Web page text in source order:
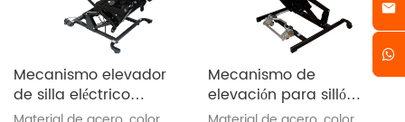
Mecanismo elevador
de silla eléctrico
(OEC2-2M)
Mecanismo de
elevación para sillón
reclinable (ZH8057)